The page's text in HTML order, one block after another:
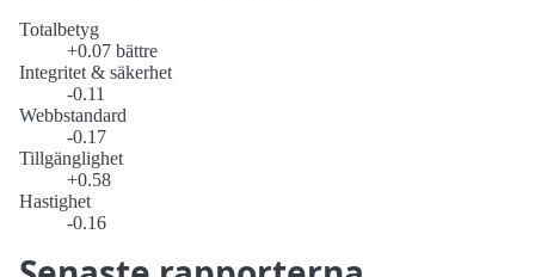
Totalbetyg
+0.07 bättre
Integritet & säkerhet
-0.11
Webbstandard
-0.17
Tillgänglighet
+0.58
Hastighet
-0.16